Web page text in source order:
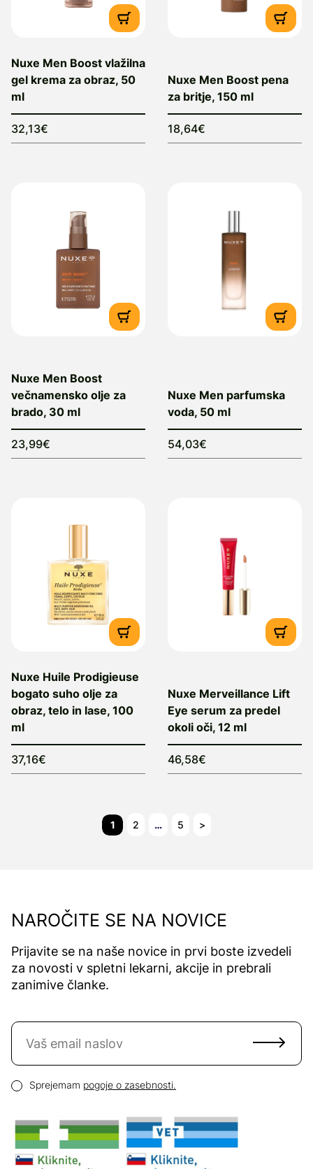
Nuxe Men Boost vlažilna
gel krema za obraz, 50
ml
32,13€
Nuxe Men Boost pena
za britje, 150 ml
18,64€
Nuxe Men Boost
večnamensko olje za
brado, 30 ml
23,99€
Nuxe Men parfumska
voda, 50 ml
54,03€
Nuxe Huile Prodigieuse
bogato suho olje za
obraz, telo in lase, 100
ml
37,16€
Nuxe Merveillance Lift
Eye serum za predel
okoli oči, 12 ml
46,58€
1 2 … 5 >
NAROČITE SE NA NOVICE
Prijavite se na naše novice in prvi boste izvedeli
za novosti v spletni lekarni, akcije in prebrali
zanimive članke.
Naročite se na novice
Pogoji zasebnosti
Sprejemam pogoje o zasebnosti.